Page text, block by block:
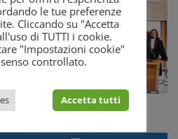
le tue preferenze
Cliccando su "Accetta
di TUTTI i cookie.
"Impostazioni cookie"
controllato.
Accetta tutti